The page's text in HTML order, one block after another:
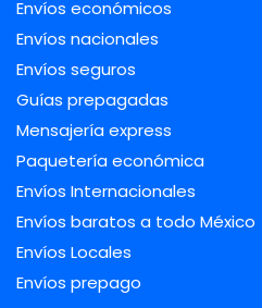
Envíos económicos
Envíos nacionales
Envíos seguros
Guías prepagadas
Mensajería express
Paquetería económica
Envíos Internacionales
Envíos baratos a todo México
Envíos Locales
Envíos prepago